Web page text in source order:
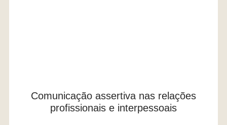
Comunicação assertiva nas relações
profissionais e interpessoais